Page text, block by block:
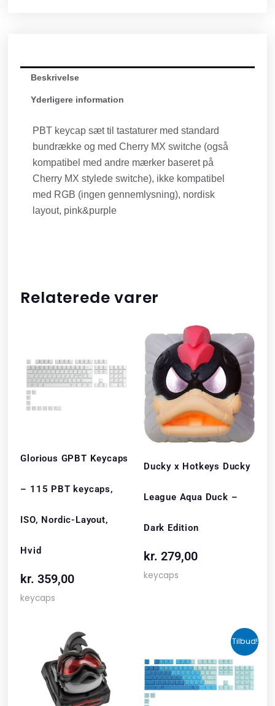
Beskrivelse
Yderligere information
PBT keycap sæt til tastaturer med standard
bundrække og med Cherry MX switche (også
kompatibel med andre mærker baseret på
Cherry MX stylede switche), ikke kompatibel
med RGB (ingen gennemlysning), nordisk
layout, pink&purple
Relaterede varer
Glorious GPBT Keycaps
– 115 PBT keycaps,
ISO, Nordic-Layout,
Hvid
kr. 359,00
keycaps
Ducky x Hotkeys Ducky
League Aqua Duck –
Dark Edition
kr. 279,00
keycaps
Tilbud!
oprindelige
pris
var:
Den
er: